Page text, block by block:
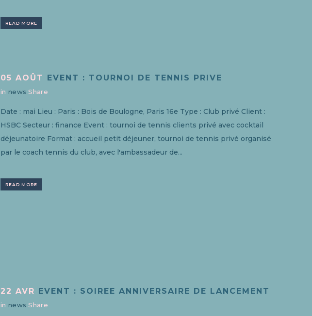
READ MORE
05 AOÛT EVENT : TOURNOI DE TENNIS PRIVE
in news Share
Date : mai Lieu : Paris : Bois de Boulogne, Paris 16e Type : Club privé Client :
HSBC Secteur : finance Event : tournoi de tennis clients privé avec cocktail
déjeunatoire Format : accueil petit déjeuner, tournoi de tennis privé organisé
par le coach tennis du club, avec l'ambassadeur de...
READ MORE
22 AVR EVENT : SOIREE ANNIVERSAIRE DE LANCEMENT
in news Share